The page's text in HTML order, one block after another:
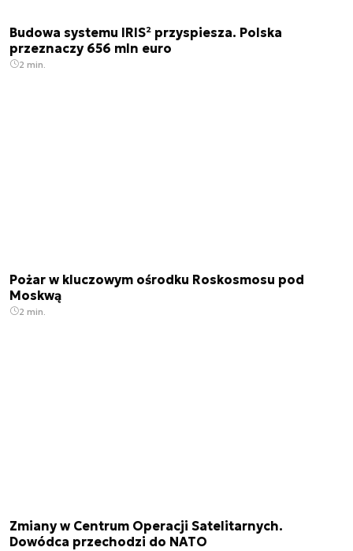
Budowa systemu IRIS² przyspiesza. Polska
przeznaczy 656 mln euro
2 min.
Pożar w kluczowym ośrodku Roskosmosu pod
Moskwą
2 min.
Zmiany w Centrum Operacji Satelitarnych.
Dowódca przechodzi do NATO